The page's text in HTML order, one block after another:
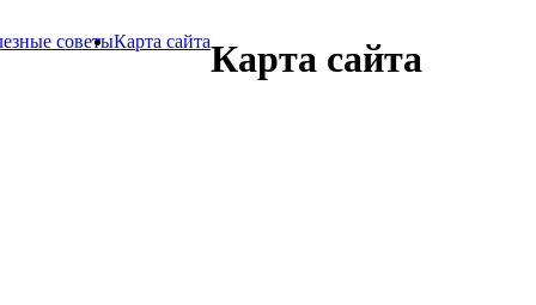
советыКарта сайтаКарта сайта